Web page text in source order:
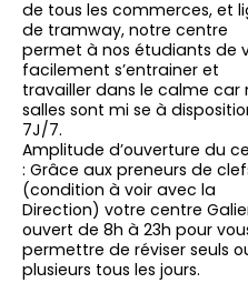
de tous les commerces, et
de tramway, notre centre
permet à nos étudiants de
facilement s’entrainer et
travailler dans le calme car
salles sont mi se à
7J/7.
Amplitude d’ouverture du
: Grâce aux preneurs de
(condition à voir avec la
Direction) votre centre
ouvert de 8h à 23h pour
permettre de réviser seuls
plusieurs tous les jours.